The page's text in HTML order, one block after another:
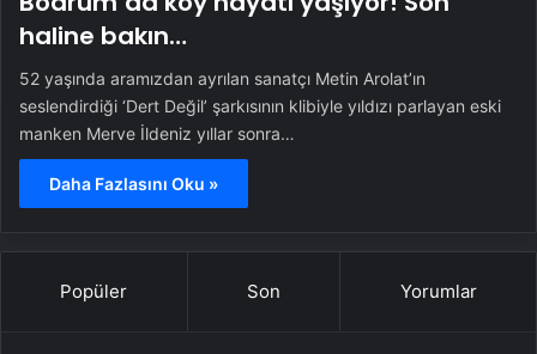
haline bakın…
52 yaşında aramızdan ayrılan sanatçı Metin Arolat’ın
seslendirdiği ‘Dert Değil’ şarkısının klibiyle yıldızı parlayan eski
manken Merve İldeniz yıllar sonra…
Daha Fazlasını Oku »
Popüler Son Yorumlar